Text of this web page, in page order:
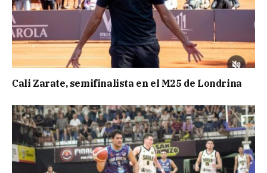
Cali Zarate, semifinalista en el M25 de Londrina